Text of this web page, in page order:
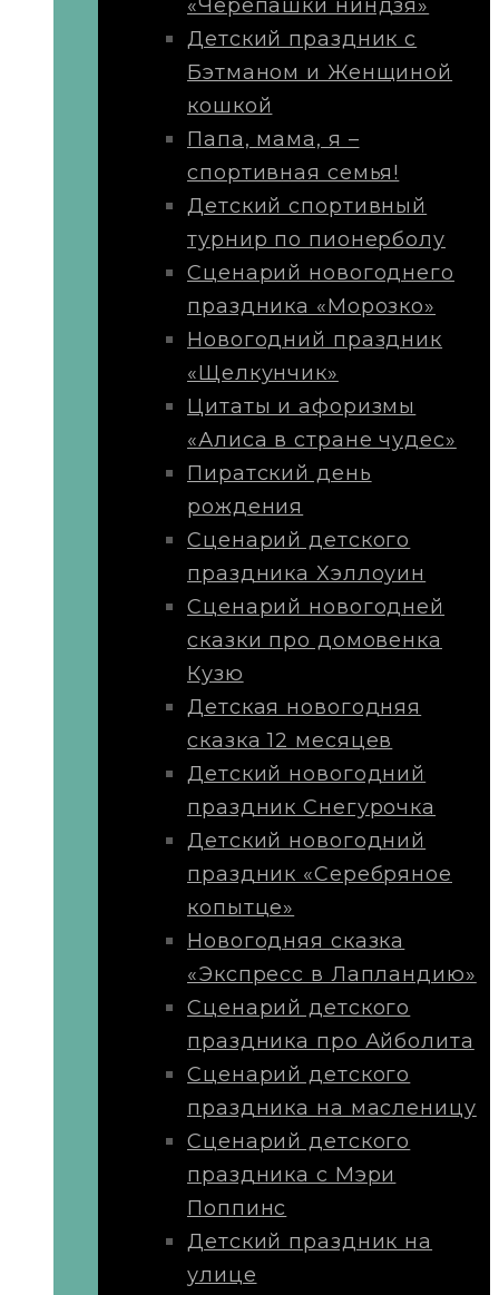
«Черепашки ниндзя»
Детский праздник с
Бэтманом и Женщиной
кошкой
Папа, мама, я –
спортивная семья!
Детский спортивный
турнир по пионерболу
Сценарий новогоднего
праздника «Морозко»
Новогодний праздник
«Щелкунчик»
Цитаты и афоризмы
«Алиса в стране чудес»
Пиратский день
рождения
Сценарий детского
праздника Хэллоуин
Сценарий новогодней
сказки про домовенка
Кузю
Детская новогодняя
сказка 12 месяцев
Детский новогодний
праздник Снегурочка
Детский новогодний
праздник «Серебряное
копытце»
Новогодняя сказка
«Экспресс в Лапландию»
Сценарий детского
праздника про Айболита
Сценарий детского
праздника на масленицу
Сценарий детского
праздника с Мэри
Поппинс
Детский праздник на
улице